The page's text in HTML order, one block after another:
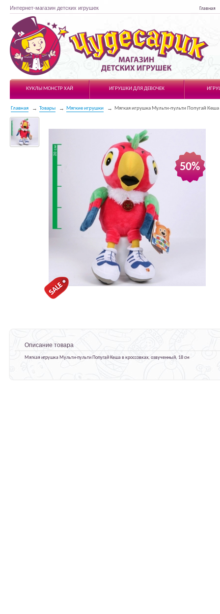
Интернет-магазин детских игрушек Главная
Чудесарик
КУКЛЫ МОНСТР ХАЙ
ИГРУШКИ ДЛЯ ДЕВОЧЕК
Главная Товары Мягкие игрушки Мягкая игрушка Мульти-пульти Попугай Кеша
50%
Описание товара
Мягкая игрушка Мульти-пульти Попугай Кеша в кроссовках, озвученный, 18 см